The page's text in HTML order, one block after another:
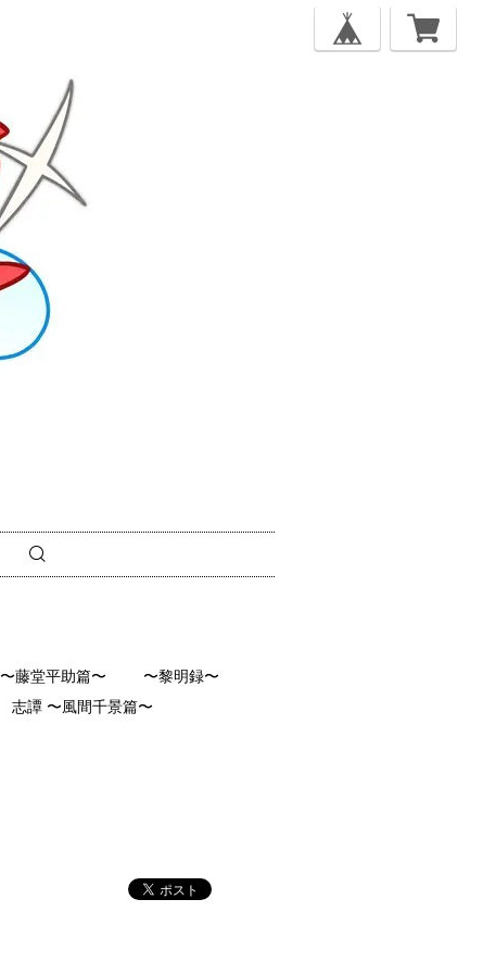
〜藤堂平助篇〜
〜黎明録〜
志譚 〜風間千景篇〜